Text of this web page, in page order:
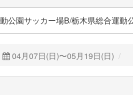
公園サッカー場B/栃木県総合運
04月07日(日)〜05月19日(日)